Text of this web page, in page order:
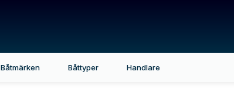
Båtmärken Båttyper Handlare